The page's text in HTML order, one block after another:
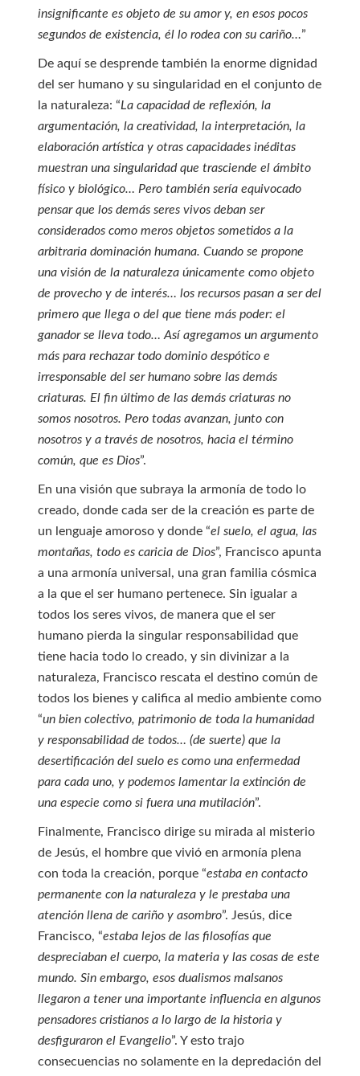
insignificante es objeto de su amor y, en esos pocos
segundos de existencia, él lo rodea con su cariño…”
De aquí se desprende también la enorme dignidad
del ser humano y su singularidad en el conjunto de
la naturaleza: “La capacidad de reflexión, la
argumentación, la creatividad, la interpretación, la
elaboración artística y otras capacidades inéditas
muestran una singularidad que trasciende el ámbito
físico y biológico… Pero también sería equivocado
pensar que los demás seres vivos deban ser
considerados como meros objetos sometidos a la
arbitraria dominación humana. Cuando se propone
una visión de la naturaleza únicamente como objeto
de provecho y de interés… los recursos pasan a ser del
primero que llega o del que tiene más poder: el
ganador se lleva todo… Así agregamos un argumento
más para rechazar todo dominio despótico e
irresponsable del ser humano sobre las demás
criaturas. El fin último de las demás criaturas no
somos nosotros. Pero todas avanzan, junto con
nosotros y a través de nosotros, hacia el término
común, que es Dios”.
En una visión que subraya la armonía de todo lo
creado, donde cada ser de la creación es parte de
un lenguaje amoroso y donde “el suelo, el agua, las
montañas, todo es caricia de Dios”, Francisco apunta
a una armonía universal, una gran familia cósmica
a la que el ser humano pertenece. Sin igualar a
todos los seres vivos, de manera que el ser
humano pierda la singular responsabilidad que
tiene hacia todo lo creado, y sin divinizar a la
naturaleza, Francisco rescata el destino común de
todos los bienes y califica al medio ambiente como
“un bien colectivo, patrimonio de toda la humanidad
y responsabilidad de todos… (de suerte) que la
desertificación del suelo es como una enfermedad
para cada uno, y podemos lamentar la extinción de
una especie como si fuera una mutilación”.
Finalmente, Francisco dirige su mirada al misterio
de Jesús, el hombre que vivió en armonía plena
con toda la creación, porque “estaba en contacto
permanente con la naturaleza y le prestaba una
atención llena de cariño y asombro”. Jesús, dice
Francisco, “estaba lejos de las filosofías que
despreciaban el cuerpo, la materia y las cosas de este
mundo. Sin embargo, esos dualismos malsanos
llegaron a tener una importante influencia en algunos
pensadores cristianos a lo largo de la historia y
desfiguraron el Evangelio”. Y esto trajo
consecuencias no solamente en la depredación del